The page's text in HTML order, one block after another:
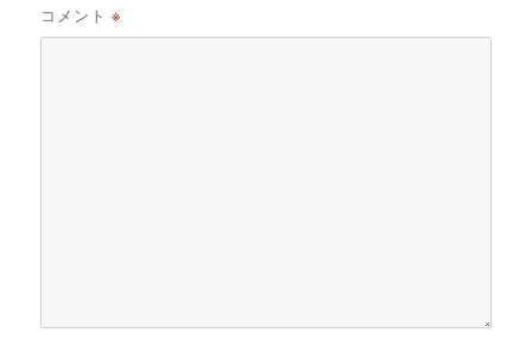
コメント※